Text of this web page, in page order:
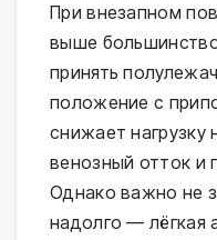
При внезапном
выше
принять
положение с
снижает нагрузку
венозный отток и
Однако важно не
надолго — лёгкая